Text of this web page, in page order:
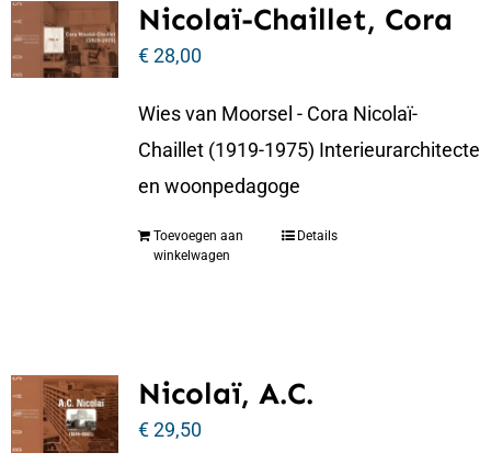
Nicolaï-Chaillet, Cora
€28,00
Wies van Moorsel - Cora Nicolaï-
Chaillet (1919-1975) Interieurarchitecte
en woonpedagoge
Toevoegen aan
winkelwagen
Details
Nicolaï, A.C.
€29,50